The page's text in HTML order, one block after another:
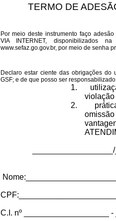
TERMO DE
Por meio deste instrumento faço
VIA INTERNET, disponibilizados
www.sefaz.go.gov.br, por meio de senha
Declaro estar ciente das obrigações do
GSF; e de que posso ser
1.
violação
2.
C.I. nº ___________________ -